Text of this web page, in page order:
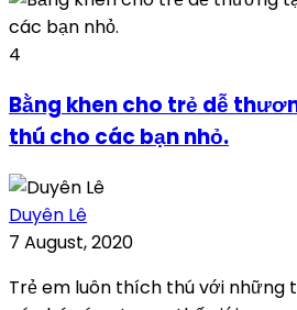
4
Bằng khen cho trẻ dễ
thú cho các bạn nhỏ.
Duyên Lê
7 August, 2020
Trẻ em luôn thích thú với những